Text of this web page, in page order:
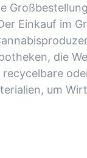
Einkauf im
großer
oder kleine
die
bei der
recycelbare
um